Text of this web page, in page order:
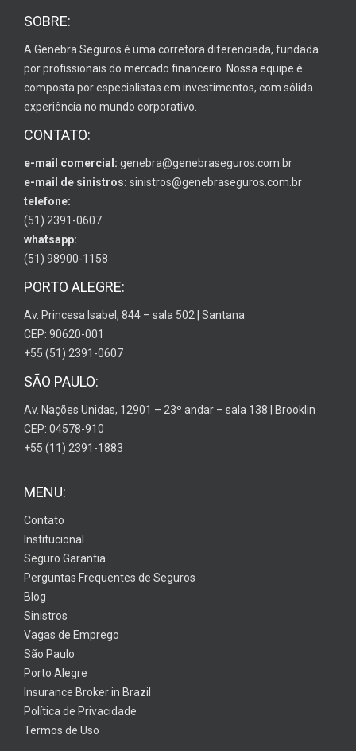
SOBRE:
A Genebra Seguros é uma corretora diferenciada, fundada
por profissionais do mercado financeiro. Nossa equipe é
composta por especialistas em investimentos, com sólida
experiência no mundo corporativo.
CONTATO:
e-mail comercial: genebra@genebraseguros.com.br
e-mail de sinistros: sinistros@genebraseguros.com.br
telefone:
(51) 2391-0607
whatsapp:
(51) 98900-1158
PORTO ALEGRE:
Av. Princesa Isabel, 844 – sala 502 | Santana
CEP: 90620-001
+55 (51) 2391-0607
SÃO PAULO:
Av. Nações Unidas, 12901 – 23º andar – sala 138 | Brooklin
CEP: 04578-910
+55 (11) 2391-1883
MENU:
Contato
Institucional
Seguro Garantia
Perguntas Frequentes de Seguros
Blog
Sinistros
Vagas de Emprego
São Paulo
Porto Alegre
Insurance Broker in Brazil
Política de Privacidade
Termos de Uso